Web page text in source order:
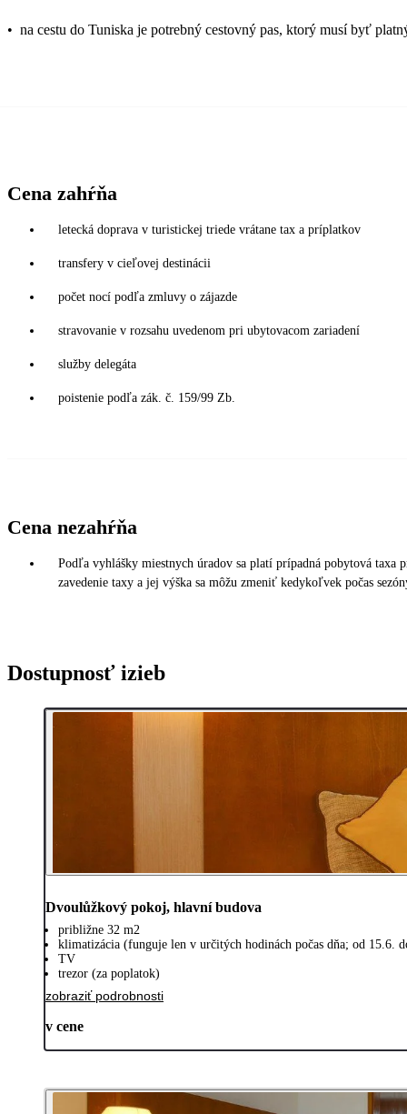
• na cestu do Tuniska je potrebný cestovný pas, ktorý musí byť
Cena zahŕňa
letecká doprava v turistickej triede vrátane tax a príplatkov
transfery v cieľovej destinácii
počet nocí podľa zmluvy o zájazde
stravovanie v rozsahu uvedenom pri ubytovacom zariadení
služby delegáta
poistenie podľa zák. č. 159/99 Zb.
Cena nezahŕňa
Podľa vyhlášky miestnych úradov sa platí prípadná pobytová
zavedenie taxy a jej výška sa môžu zmeniť kedykoľvek počas
Dostupnosť izieb
Dvoulůžkový pokoj, hlavní budova
približne 32 m2
klimatizácia (funguje len v určitých hodinách počas dňa; od 15.6.
TV
trezor (za poplatok)
zobraziť podrobnosti
v cene